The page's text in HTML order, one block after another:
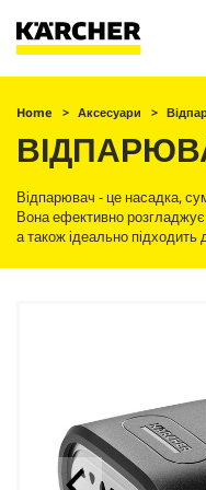
Кошик
Home Аксесуари
Відпарювач - це насадка,
Вона ефективно
а також ідеально